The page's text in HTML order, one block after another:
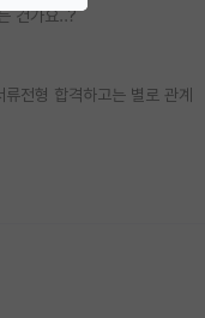
건가요..?
전형 합격하고는 별로 관계